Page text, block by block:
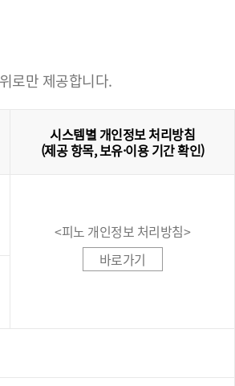
로만 제공합니다.
시스템별 개인정보 처리방침
(제공 항목, 보유·이용 기간 확인)
<피노 개인정보 처리방침>
바로가기